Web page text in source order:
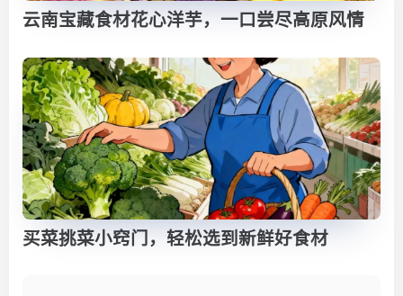
云南宝藏食材花心洋芋，一口尝尽高原风情
买菜挑菜小窍门，轻松选到新鲜好食材